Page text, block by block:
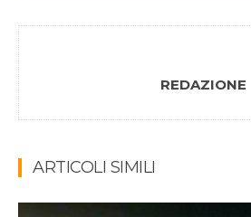
REDAZIONE
ARTICOLI SIMILI